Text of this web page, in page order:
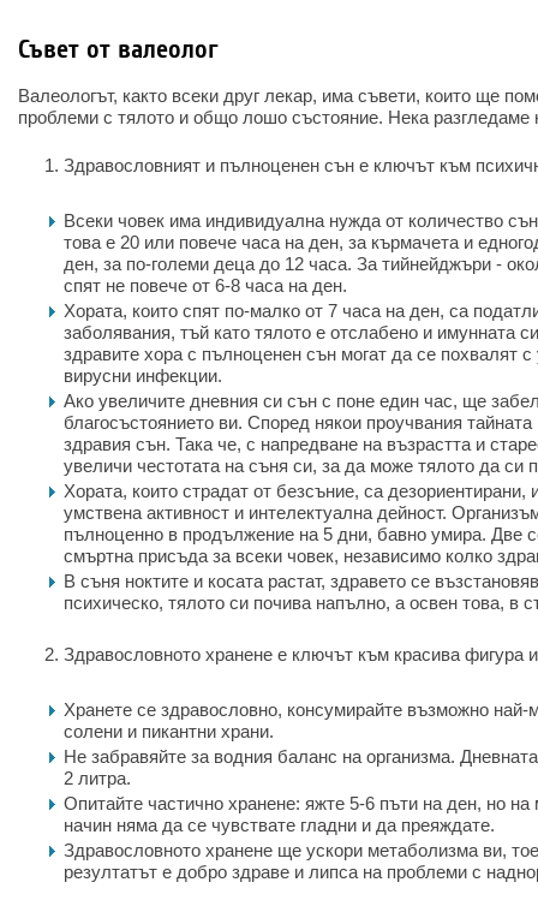
Съвет от валеолог
Валеологът, както всеки друг лекар, има съвети, които ще
проблеми с тялото и общо лошо състояние. Нека разгледаме
Здравословният и пълноценен сън е ключът към
Всеки човек има индивидуална нужда от количество
това е 20 или повече часа на ден, за кърмачета и
ден, за по-големи деца до 12 часа. За тийнейджъри -
спят не повече от 6-8 часа на ден.
Хората, които спят по-малко от 7 часа на ден, са
заболявания, тъй като тялото е отслабено и имунната
здравите хора с пълноценен сън могат да се похвалят с
вирусни инфекции.
Ако увеличите дневния си сън с поне един час, ще
благосъстоянието ви. Според някои проучвания
здравия сън. Така че, с напредване на възрастта и
увеличи честотата на съня си, за да може тялото да си
Хората, които страдат от безсъние, са
умствена активност и интелектуална дейност.
пълноценно в продължение на 5 дни, бавно умира. Две
смъртна присъда за всеки човек, независимо колко
В съня ноктите и косата растат, здравето се
психическо, тялото си почива напълно, а освен това, в
Здравословното хранене е ключът към красива фигура
Хранете се здравословно, консумирайте възможно
солени и пикантни храни.
Не забравяйте за водния баланс на организма.
2 литра.
Опитайте частично хранене: яжте 5-6 пъти на ден, но
начин няма да се чувствате гладни и да преяждате.
Здравословното хранене ще ускори метаболизма ви,
резултатът е добро здраве и липса на проблеми с